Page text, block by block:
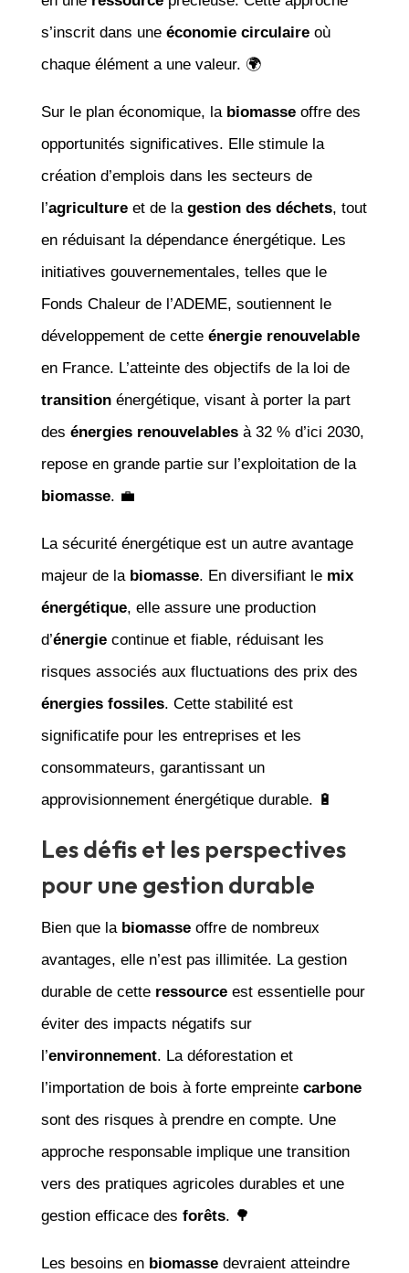
s’inscrit dans une économie circulaireoù
chaque élément a une valeur. 🌍
Sur le plan économique, la biomasseoffre des
opportunités significatives. Elle stimule la
création d’emplois dans les secteurs de
l’agricultureet de la gestion des déchets, tout
en réduisant la dépendance énergétique. Les
initiatives gouvernementales, telles que le
Fonds Chaleur de l’ADEME, soutiennent le
développement de cette énergie renouvelable
en France. L’atteinte des objectifs de la loi de
transitionénergétique, visant à porter la part
des énergies renouvelablesà 32 % d’ici 2030,
repose en grande partie sur l’exploitation de la
biomasse. 💼
La sécurité énergétique est un autre avantage
majeur de la biomasse. En diversifiant le mix
énergétique, elle assure une production
d’énergiecontinue et fiable, réduisant les
risques associés aux fluctuations des prix des
énergies fossiles. Cette stabilité est
significatife pour les entreprises et les
consommateurs, garantissant un
approvisionnement énergétique durable. 🔋
Les défis et les perspectives
pour une gestion durable
Bien que la biomasseoffre de nombreux
avantages, elle n’est pas illimitée. La gestion
durable de cette ressourceest essentielle pour
éviter des impacts négatifs sur
l’environnement. La déforestation et
l’importation de bois à forte empreinte carbone
sont des risques à prendre en compte. Une
approche responsable implique une transition
vers des pratiques agricoles durables et une
gestion efficace des forêts. 🌳
Les besoins en biomassedevraient atteindre